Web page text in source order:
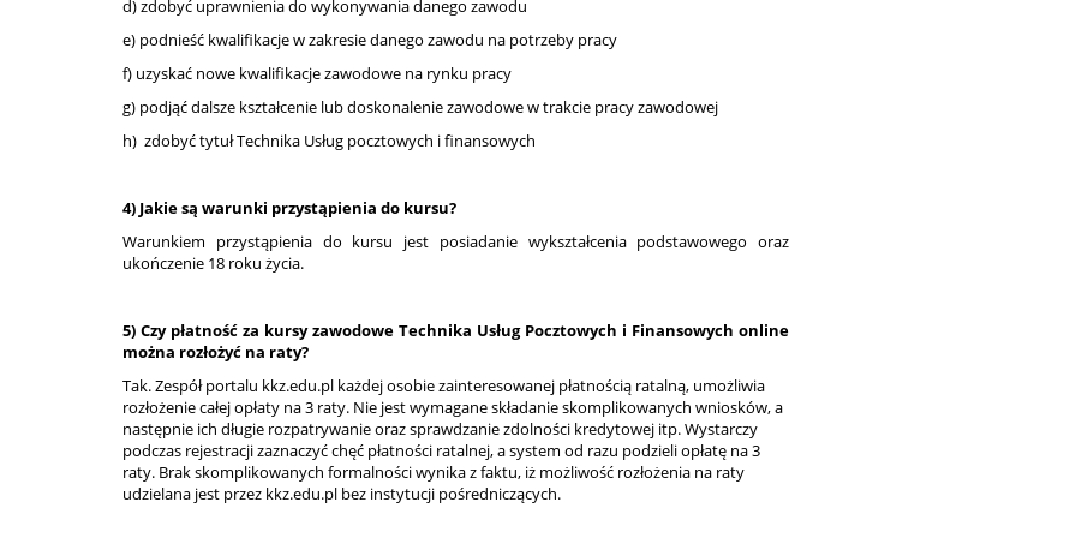
d) zdobyć uprawnienia do wykonywania danego zawodu
e) podnieść kwalifikacje w zakresie danego zawodu na potrzeby pracy
f) uzyskać nowe kwalifikacje zawodowe na rynku pracy
g) podjąć dalsze kształcenie lub doskonalenie zawodowe w trakcie pracy zawodowej
h) zdobyć tytuł Technika Usług pocztowych i finansowych
4) Jakie są warunki przystąpienia do kursu?
Warunkiem przystąpienia do kursu jest posiadanie wykształcenia podstawowego oraz
ukończenie 18 roku życia.
5) Czy płatność za kursy zawodowe Technika Usług Pocztowych i Finansowych online
można rozłożyć na raty?
Tak. Zespół portalu kkz.edu.pl każdej osobie zainteresowanej płatnością ratalną, umożliwia
rozłożenie całej opłaty na 3 raty. Nie jest wymagane składanie skomplikowanych wniosków, a
następnie ich długie rozpatrywanie oraz sprawdzanie zdolności kredytowej itp. Wystarczy
podczas rejestracji zaznaczyć chęć płatności ratalnej, a system od razu podzieli opłatę na 3
raty. Brak skomplikowanych formalności wynika z faktu, iż możliwość rozłożenia na raty
udzielana jest przez kkz.edu.pl bez instytucji pośredniczących.